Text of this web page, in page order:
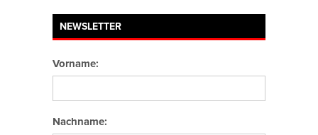
NEWSLETTER
Vorname:
Nachname: